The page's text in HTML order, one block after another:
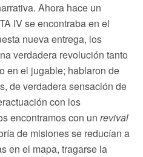
Ahora hace un
IV se encontraba en el
nueva entrega, los
verdadera revolución tanto
en el jugable; hablaron de
de verdadera sensación de
con los
encontramos con un revival
de misiones se reducían a
en el mapa, tragarse la